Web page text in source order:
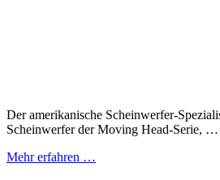
Der amerikanische Scheinwerfer-
Scheinwerfer der Moving Head-Serie, …
Mehr erfahren …